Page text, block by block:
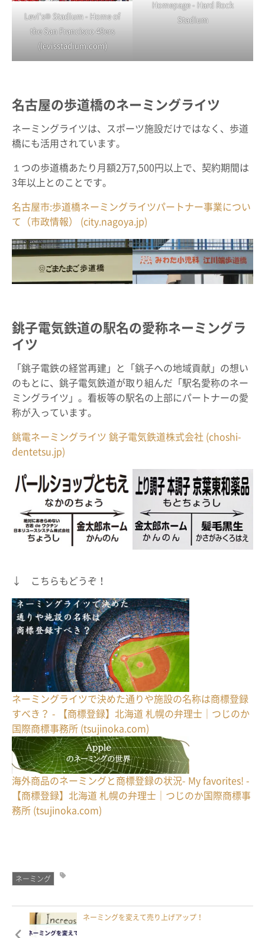
Levi's® Stadium - Home of
the San Francisco 49ers
(levisstadium.com)
Homepage - Hard Rock
Stadium
名古屋の歩道橋のネーミングライツ
ネーミングライツは、スポーツ施設だけではなく、歩道
橋にも活用されています。
１つの歩道橋あたり月額2万7,500円以上で、契約期間は
3年以上とのことです。
名古屋市:歩道橋ネーミングライツパートナー事業につい
て（市政情報） (city.nagoya.jp)
銚子電気鉄道の駅名の愛称ネーミングラ
イツ
「銚子電鉄の経営再建」と「銚子への地域貢献」の想い
のもとに、銚子電気鉄道が取り組んだ「駅名愛称のネー
ミングライツ」。看板等の駅名の上部にパートナーの愛
称が入っています。
銚電ネーミングライツ 銚子電気鉄道株式会社 (choshi-
dentetsu.jp)
↓ こちらもどうぞ！
ネーミングライツで決めた通りや施設の名称は商標登録
すべき？ - 【商標登録】北海道 札幌の弁理士｜つじのか
国際商標事務所 (tsujinoka.com)
海外商品のネーミングと商標登録の状況- My favorites! -
【商標登録】北海道 札幌の弁理士｜つじのか国際商標事
務所 (tsujinoka.com)
ネーミング
ネーミングを変えて売り上げアップ！